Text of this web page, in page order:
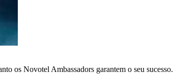
os Novotel Ambassadors garantem o seu sucesso.